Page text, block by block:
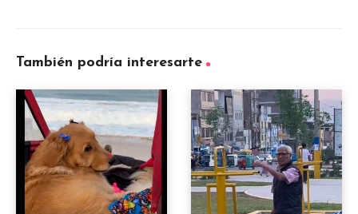
También podría interesarte